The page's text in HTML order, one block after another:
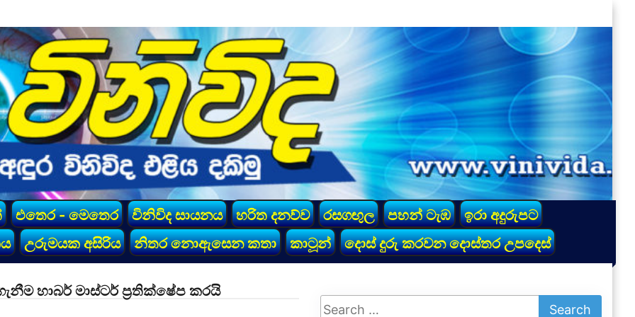
එතෙර - මෙතෙර විනිවිද සායනය හරිත දනව්ව රසගඟුල පහන් ටැඹ
ඉරා අදුරුපට
උරුමයක අසිරිය නිතර නොඇසෙන කතා කාටූන් දොස් දුරු කරවන දොස්තර උපදෙස්
හාබර් මාස්ටර් ප්‍රතික්ෂේප කරයි